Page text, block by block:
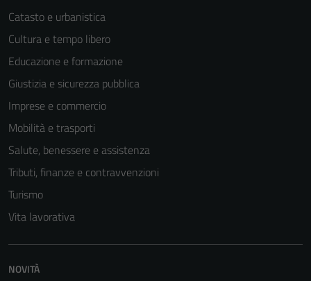
Catasto e urbanistica
Cultura e tempo libero
Educazione e formazione
Giustizia e sicurezza pubblica
Imprese e commercio
Mobilità e trasporti
Salute, benessere e assistenza
Tributi, finanze e contravvenzioni
Turismo
Vita lavorativa
NOVITÀ